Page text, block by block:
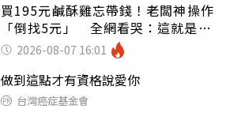
買195元鹹酥雞忘帶錢！老闆神操作
「倒找5元」 全網看哭：這就是台
灣 2026-08-07 16:01
做到這點才有資格說愛你
台灣癌症基金會